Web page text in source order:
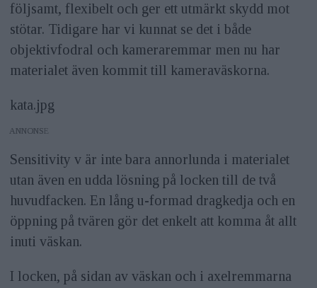
följsamt, flexibelt och ger ett utmärkt skydd mot
stötar. Tidigare har vi kunnat se det i både
objektivfodral och kameraremmar men nu har
materialet även kommit till kameraväskorna.
kata.jpg
ANNONS
Sensitivity v är inte bara annorlunda i materialet
utan även en udda lösning på locken till de två
huvudfacken. En lång u-formad dragkedja och en
öppning på tvären gör det enkelt att komma åt allt
inuti väskan.
I locken, på sidan av väskan och i axelremmarna